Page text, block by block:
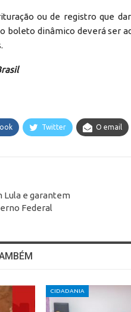
ou de registro que
boleto dinâmico deverá ser
Twitter O email
Lula e garantem
Federal
CIDADANIA